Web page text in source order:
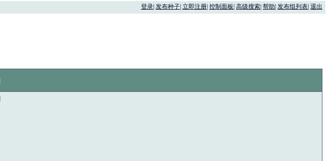
登录 发布种子 立即注册 控制面板 高级搜索 帮助 发布组列表 退出